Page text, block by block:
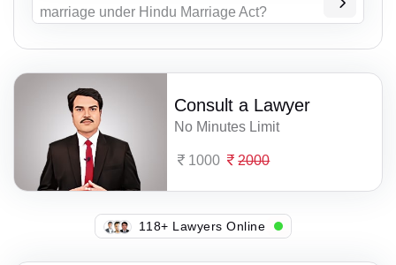
marriage under Hindu Marriage Act?
Consult a Lawyer
No Minutes Limit
1000 2000
139+ Lawyers Online